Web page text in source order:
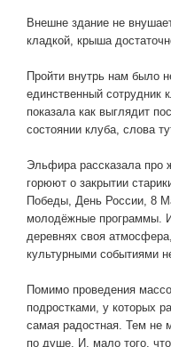
Внешне здание не
кладкой, крыша
Пройти внутрь нам было
единственный сотрудник
показала как выглядит
состоянии клуба, слова
Эльфира рассказала про
горюют о закрытии
Победы, День России, 8
молодёжные программы.
деревнях своя
культурными событиями
Помимо проведения
подростками, у которых
самая радостная. Тем не
по душе. И, мало того,